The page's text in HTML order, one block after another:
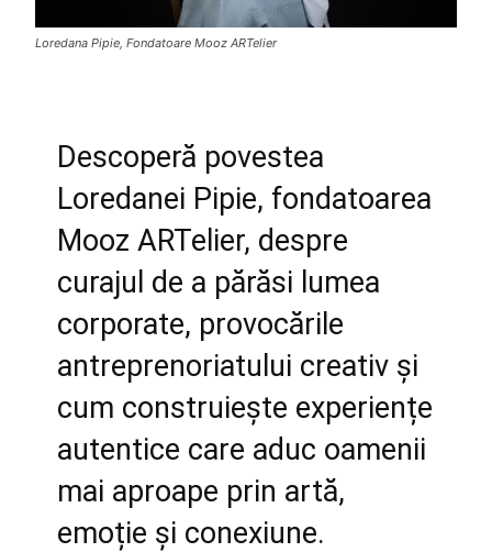
Loredana Pipie, Fondatoare Mooz ARTelier
Descoperă povestea
Loredanei Pipie, fondatoarea
Mooz ARTelier, despre
curajul de a părăsi lumea
corporate, provocările
antreprenoriatului creativ și
cum construiește experiențe
autentice care aduc oamenii
mai aproape prin artă,
emoție și conexiune.